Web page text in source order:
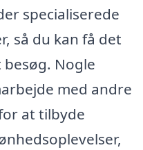
specialiserede
så du kan få det
Nogle
med andre
at tilbyde